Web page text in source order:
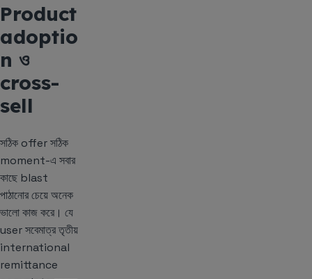
Product
adoptio
n ও
cross-
sell
সঠিক offer সঠিক
moment-এ সবার
কাছে blast
পাঠানোর চেয়ে অনেক
ভালো কাজ করে। যে
user সবেমাত্র তৃতীয়
international
remittance